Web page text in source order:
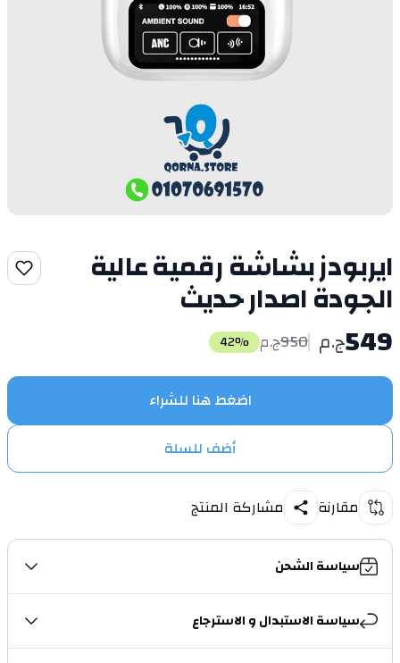
ايربودز بشاشة رقمية عالية
الجودة اصدار حديث
549ج.م 950ج.م 42%
اضغط هنا للشراء
أضف للسلة
مقارنة مشاركة المنتج
سياسة الشحن
سياسة الاستبدال و الاسترجاع